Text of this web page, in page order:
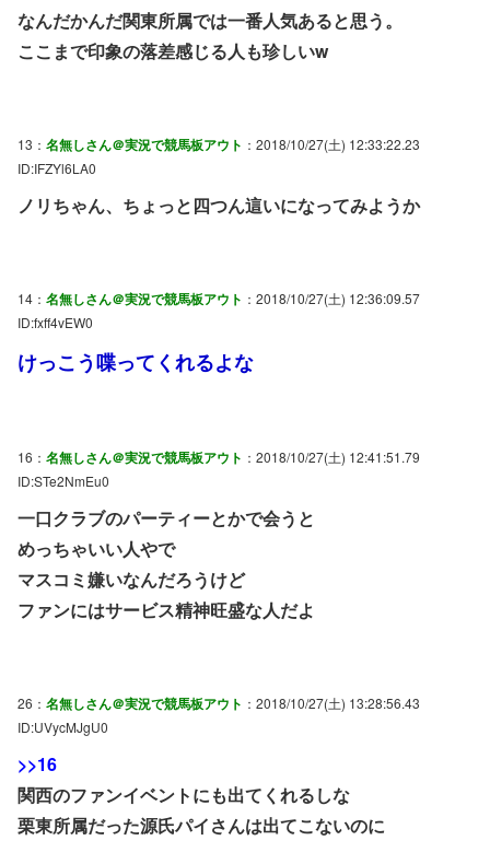
なんだかんだ関東所属では一番人気あると思う。
ここまで印象の落差感じる人も珍しいw
13： 名無しさん＠実況で競馬板アウト ：2018/10/27(土) 12:33:22.23
ID:IFZYl6LA0
ノリちゃん、ちょっと四つん這いになってみようか
14： 名無しさん＠実況で競馬板アウト ：2018/10/27(土) 12:36:09.57
ID:fxff4vEW0
けっこう喋ってくれるよな
16： 名無しさん＠実況で競馬板アウト ：2018/10/27(土) 12:41:51.79
ID:STe2NmEu0
一口クラブのパーティーとかで会うと
めっちゃいい人やで
マスコミ嫌いなんだろうけど
ファンにはサービス精神旺盛な人だよ
26： 名無しさん＠実況で競馬板アウト ：2018/10/27(土) 13:28:56.43
ID:UVycMJgU0
>>16
関西のファンイベントにも出てくれるしな
栗東所属だった源氏パイさんは出てこないのに